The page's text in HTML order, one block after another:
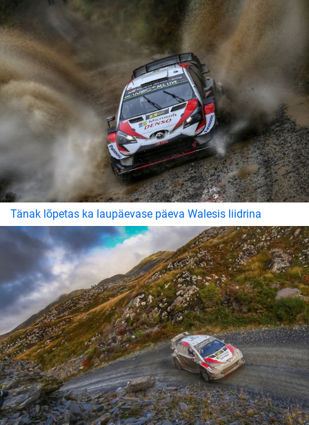
Tänak lõpetas ka laupäevase päeva Walesis liidrina